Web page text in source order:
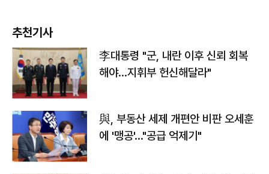
추천기사
李대통령 "군, 내란 이후 신뢰 회복
해야…지휘부 헌신해달라"
與, 부동산 세제 개편안 비판 오세훈
에 '맹공'…"공급 억제기"